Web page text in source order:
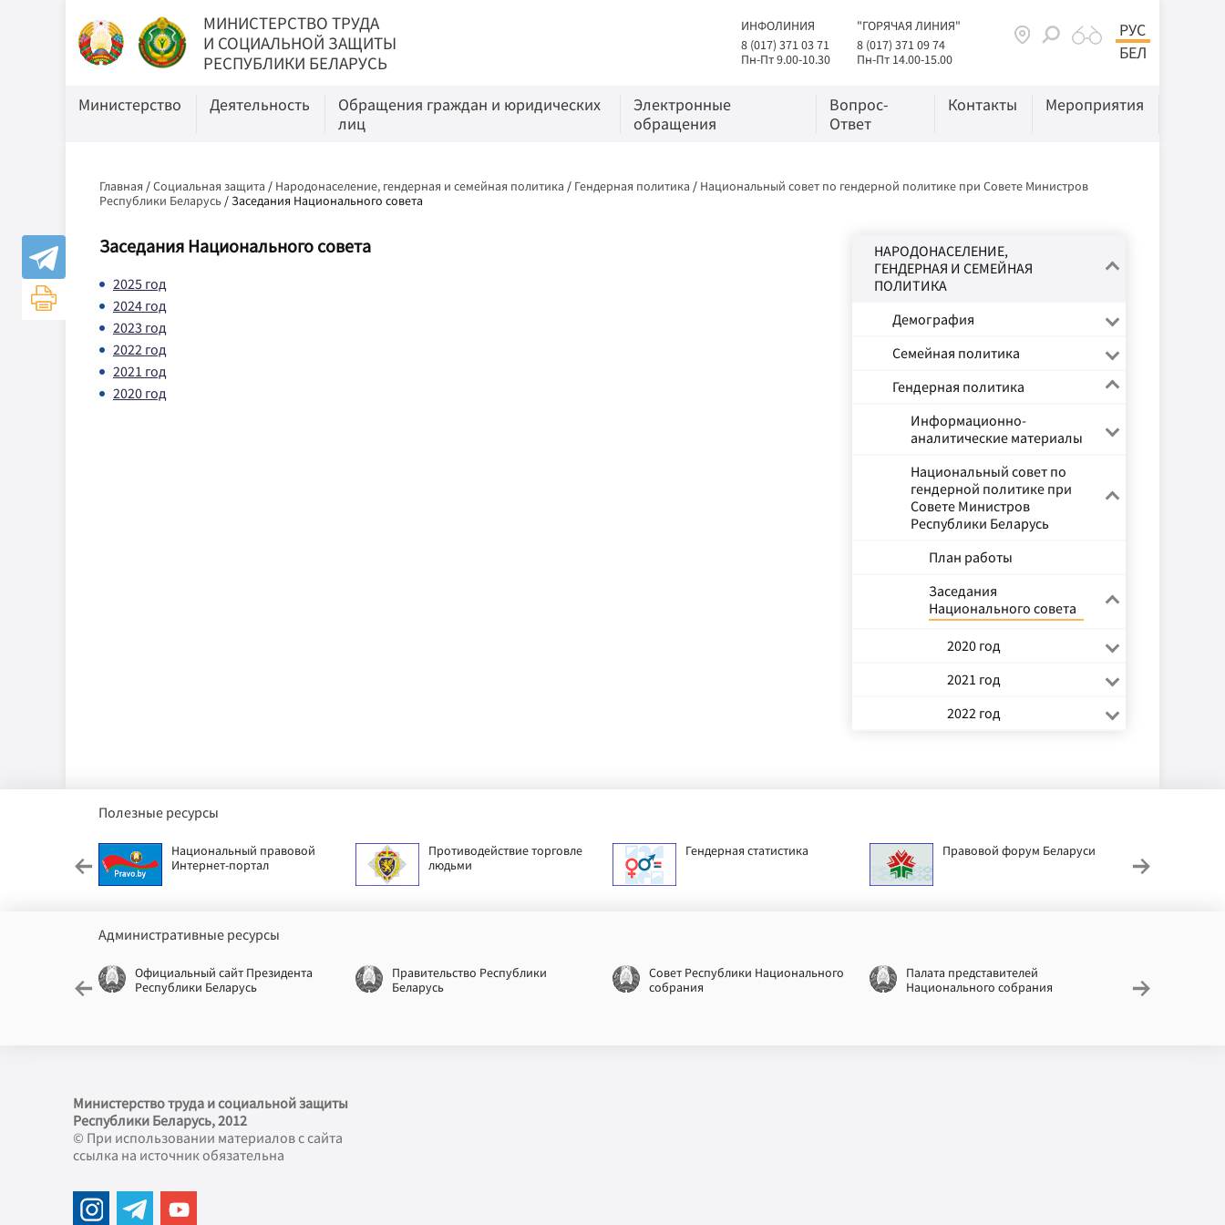
МИНИСТЕРСТВО ТРУДА
И СОЦИАЛЬНОЙ ЗАЩИТЫ
РЕСПУБЛИКИ БЕЛАРУСЬ
ИНФОЛИНИЯ
8 (017) 371 03 71
Пн-Пт 9.00-10.30
"ГОРЯЧАЯ ЛИНИЯ"
8 (017) 371 09 74
Пн-Пт 14.00-15.00
РУС
БЕЛ
Министерство Деятельность
Обращения граждан и юридических
лиц
Электронные
обращения
Вопрос-
Ответ
Контакты Мероприятия
Главная /Социальная защита / Народонаселение, гендерная и семейная политика / Гендерная политика / Национальный совет по гендерной политике при Совете Министров
Республики Беларусь /Заседания Национального совета
Заседания Национального совета
2025 год
2024 год
2023 год
2022 год
2021 год
2020 год
НАРОДОНАСЕЛЕНИЕ,
ГЕНДЕРНАЯ И СЕМЕЙНАЯ
ПОЛИТИКА
Демография
Семейная политика
Гендерная политика
Информационно-
аналитические материалы
Национальный совет по
гендерной политике при
Совете Министров
Республики Беларусь
План работы
Заседания
Национального совета
2020 год
2021 год
2022 год
Полезные ресурсы
Национальный правовой
Интернет-портал
Противодействие торговле
людьми
Гендерная статистика Правовой форум Беларуси
Административные ресурсы
Официальный сайт Президента
Республики Беларусь
Правительство Республики
Беларусь
Совет Республики Национального
собрания
Палата представителей
Национального собрания
Министерство труда и социальной защиты
Республики Беларусь, 2012
© При использовании материалов с сайта
ссылка на источник обязательна